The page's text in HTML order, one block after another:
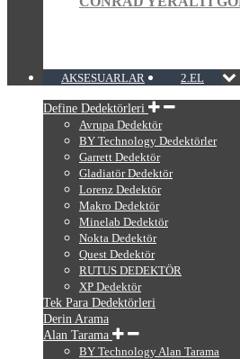
AKSESUARLAR 2.EL
Define Dedektörleri
Avrupa Dedektör
BY Technology Dedektörler
Garrett Dedektör
Gladiatör Dedektör
Lorenz Dedektör
Makro Dedektör
Minelab Dedektör
Nokta Dedektör
Quest Dedektör
RUTUS DEDEKTÖR
XP Dedektör
Tek Para Dedektörleri
Derin Arama
Alan Tarama
BY Technology Alan Tarama